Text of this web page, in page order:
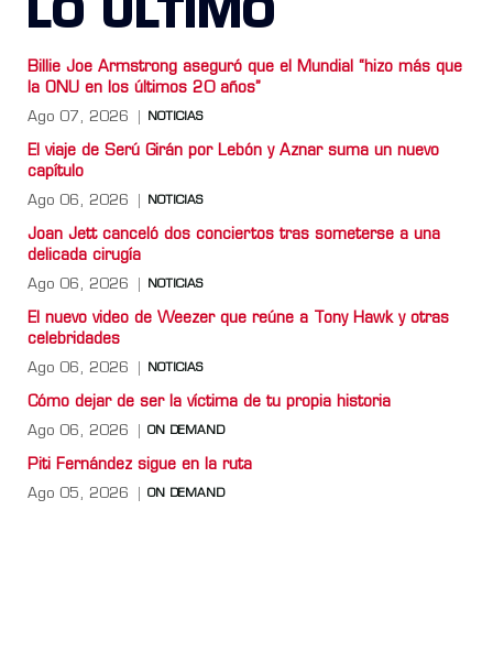
LO ULTIMO
Billie Joe Armstrong aseguró que el Mundial “hizo más que
la ONU en los últimos 20 años”
Ago 07, 2026 NOTICIAS
El viaje de Serú Girán por Lebón y Aznar suma un nuevo
capítulo
Ago 06, 2026 NOTICIAS
Joan Jett canceló dos conciertos tras someterse a una
delicada cirugía
Ago 06, 2026 NOTICIAS
El nuevo video de Weezer que reúne a Tony Hawk y otras
celebridades
Ago 06, 2026 NOTICIAS
Cómo dejar de ser la víctima de tu propia historia
Ago 06, 2026 ON DEMAND
Piti Fernández sigue en la ruta
Ago 05, 2026 ON DEMAND